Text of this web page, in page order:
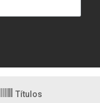
Títulos